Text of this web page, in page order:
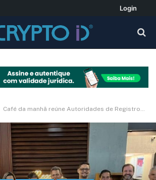
Login
Café da manhã reúne Autoridades de Registro em Brasília